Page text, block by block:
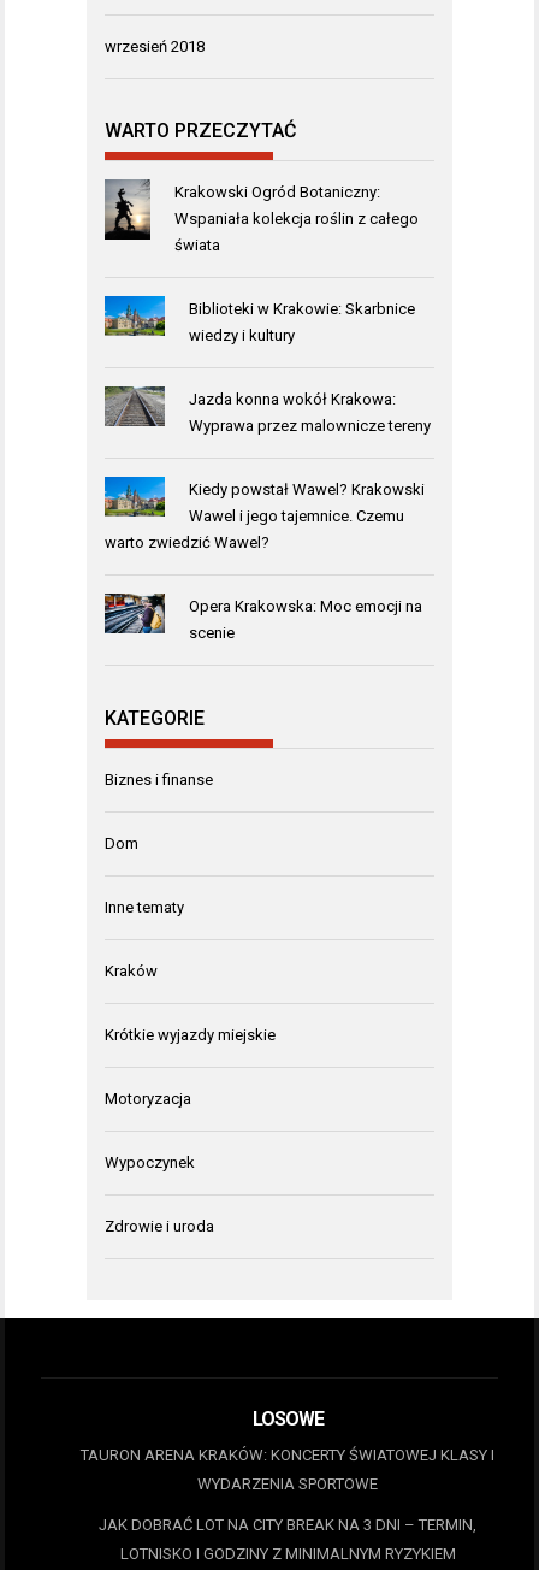
wrzesień 2018
WARTO PRZECZYTAĆ
Krakowski Ogród Botaniczny:
Wspaniała kolekcja roślin z całego
świata
Biblioteki w Krakowie: Skarbnice
wiedzy i kultury
Jazda konna wokół Krakowa:
Wyprawa przez malownicze tereny
Kiedy powstał Wawel? Krakowski
Wawel i jego tajemnice. Czemu
warto zwiedzić Wawel?
Opera Krakowska: Moc emocji na
scenie
KATEGORIE
Biznes i finanse
Dom
Inne tematy
Kraków
Krótkie wyjazdy miejskie
Motoryzacja
Wypoczynek
Zdrowie i uroda
LOSOWE
TAURON ARENA KRAKÓW: KONCERTY ŚWIATOWEJ KLASY I
WYDARZENIA SPORTOWE
JAK DOBRAĆ LOT NA CITY BREAK NA 3 DNI – TERMIN,
LOTNISKO I GODZINY Z MINIMALNYM RYZYKIEM